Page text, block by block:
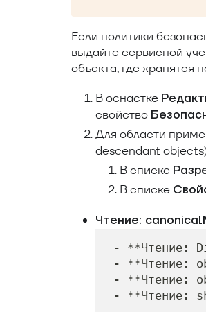
Если политики
выдайте сервисной
объекта, где хранятся
В оснастке
свойство
Для области
descendant
В списке
В списке
Чтение:
- **Чтение:
- **Чтение:
- **Чтение:
- **Чтение: